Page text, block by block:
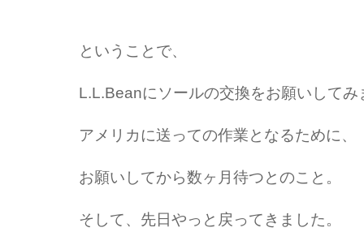
ということで、
L.L.Beanにソールの交換をお願いしてみ
アメリカに送っての作業となるために、
お願いしてから数ヶ月待つとのこと。
そして、先日やっと戻ってきました。